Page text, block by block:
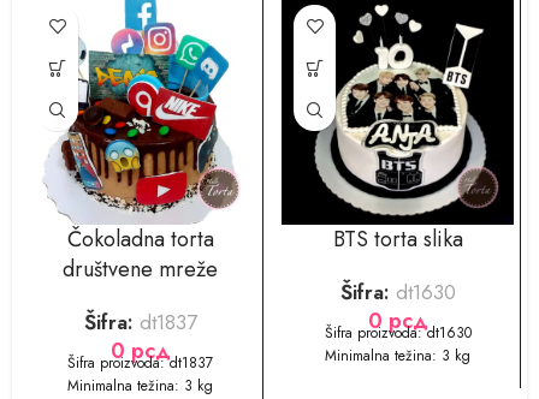
Čokoladna torta
društvene mreže
Šifra: dt1837
0 рсд
​​Šifra proizvoda: dt1837
Minimalna težina: 3 kg
BTS torta slika
Šifra: dt1630
0 рсд
Šifra proizvoda: dt1630
Minimalna težina: 3 kg